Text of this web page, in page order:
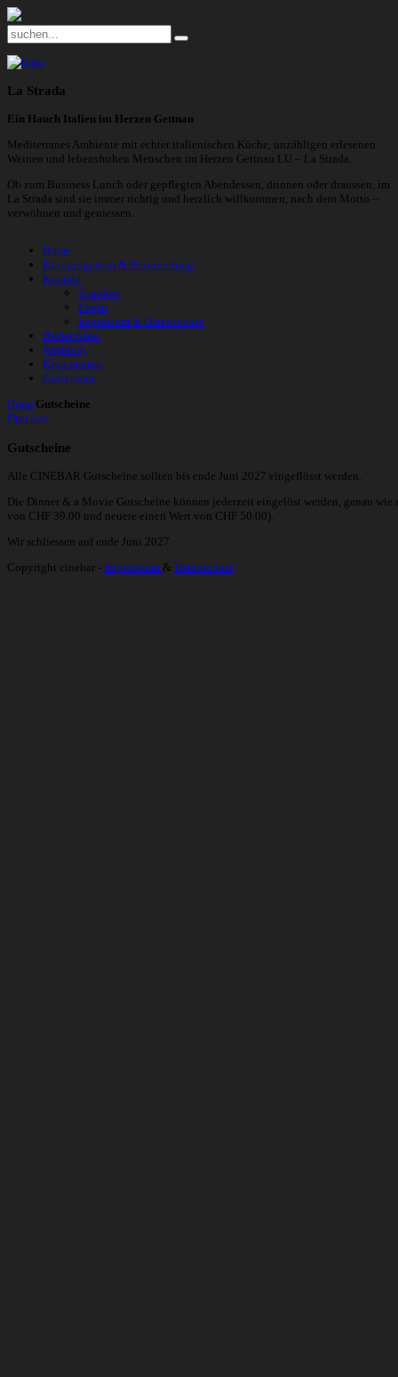
La Strada
Ein Hauch Italien im Herzen Gettnau
Mediterranes Ambiente mit echter italienischen Küche, unzähligen erlesenen
Weinen und lebensfrohen Menschen im Herzen Gettnau LU – La Strada.
Ob zum Business Lunch oder gepflegten Abendessen, drinnen oder draussen, im
La Strada sind sie immer richtig und herzlich willkommen, nach dem Motto –
verwöhnen und geniessen.
Home
Kinoprogramm & Reservierung
Kontakt
Standort
Login
Impressum & Datenschutz
Bilder Kino
Werbung
Kino mieten
Gutscheine
HomeGutscheine
Drucken
Gutscheine
Alle CINEBAR Gutscheine sollten bis ende Juni 2027 eingeflösst werden.
Die Dinner & a Movie Gutscheine können jederzeit eingelöst werden, genau
von CHF 39.00 und neuere einen Wert von CHF 50.00).
Wir schliessen auf ende Juni 2027
Copyright cinebar - Impresssum & Datenschutz